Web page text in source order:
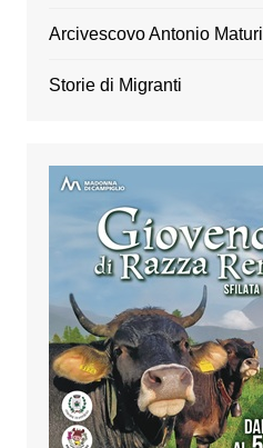
Arcivescovo Antonio Maturi
Storie di Migranti